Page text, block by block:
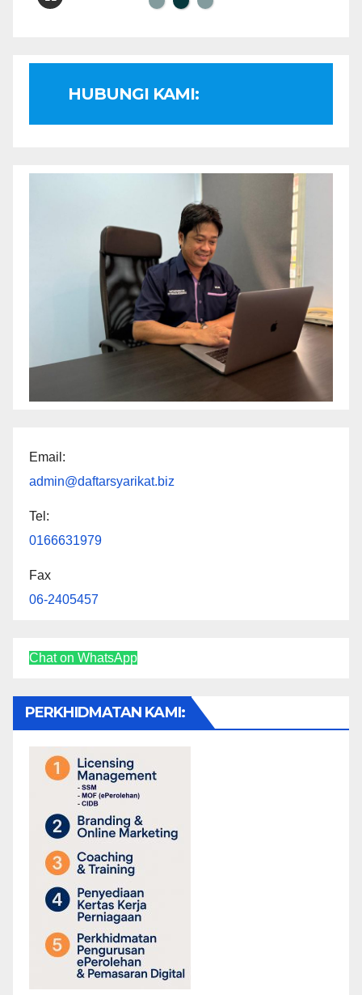
HUBUNGI KAMI:
Email:
admin@daftarsyarikat.biz
Tel:
0166631979
Fax
06-2405457
Chat on WhatsApp
PERKHIDMATAN KAMI: